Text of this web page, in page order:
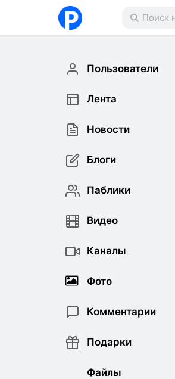
Пользователи
Лента
Новости
Блоги
Паблики
Видео
Каналы
Фото
Комментарии
Подарки
Файлы